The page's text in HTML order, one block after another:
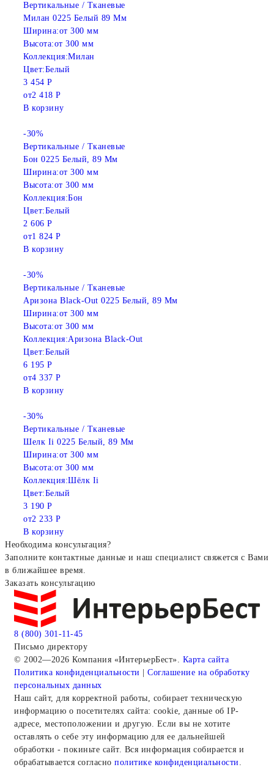
Вертикальные / Тканевые
Милан 0225 Белый 89 Мм
Ширина:от 300 мм
Высота:от 300 мм
Коллекция:Милан
Цвет:Белый
3 454 Р
от2 418 Р
В корзину
-30%
Вертикальные / Тканевые
Бон 0225 Белый, 89 Мм
Ширина:от 300 мм
Высота:от 300 мм
Коллекция:Бон
Цвет:Белый
2 606 Р
от1 824 Р
В корзину
-30%
Вертикальные / Тканевые
Аризона Black-Out 0225 Белый, 89 Мм
Ширина:от 300 мм
Высота:от 300 мм
Коллекция:Аризона Black-Out
Цвет:Белый
6 195 Р
от4 337 Р
В корзину
-30%
Вертикальные / Тканевые
Шелк Ii 0225 Белый, 89 Мм
Ширина:от 300 мм
Высота:от 300 мм
Коллекция:Шёлк Ii
Цвет:Белый
3 190 Р
от2 233 Р
В корзину
Необходима консультация?
Заполните контактные данные и наш специалист свяжется с Вами
в ближайшее время.
Заказать консультацию
8 (800) 301-11-45
Письмо директору
© 2002—2026 Компания «ИнтерьерБест». Карта сайта
Политика конфиденциальности | Соглашение на обработку
персональных данных
Наш сайт, для корректной работы, собирает техническую
информацию о посетителях сайта: cookie, данные об IP-
адресе, местоположении и другую. Если вы не хотите
оставлять о себе эту информацию для ее дальнейшей
обработки - покиньте сайт. Вся информация собирается и
обрабатывается согласно политике конфиденциальности